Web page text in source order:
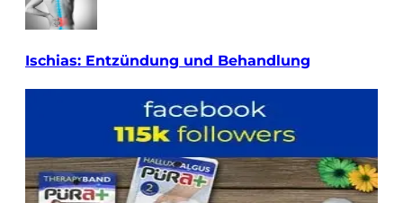
Ischias: Entzündung und Behandlung